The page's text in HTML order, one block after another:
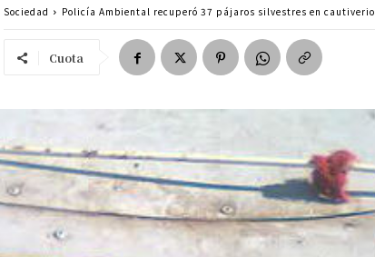
Sociedad Policía Ambiental recuperó 37 pájaros silvestres en cautiverio
Cuota